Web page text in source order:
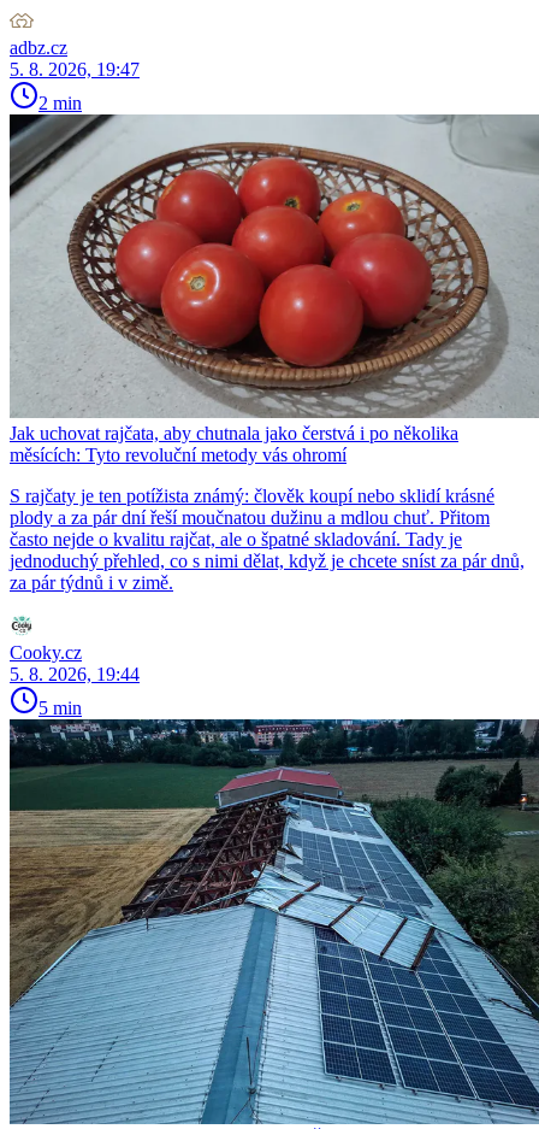
adbz.cz
5. 8. 2026, 19:47
2 min
Jak uchovat rajčata, aby chutnala jako čerstvá i po několika
měsících: Tyto revoluční metody vás ohromí
S rajčaty je ten potížista známý: člověk koupí nebo sklidí krásné
plody a za pár dní řeší moučnatou dužinu a mdlou chuť. Přitom
často nejde o kvalitu rajčat, ale o špatné skladování. Tady je
jednoduchý přehled, co s nimi dělat, když je chcete sníst za pár dnů,
za pár týdnů i v zimě.
Cooky.cz
5. 8. 2026, 19:44
5 min